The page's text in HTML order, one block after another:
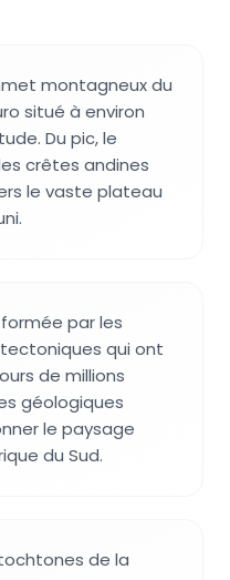
montagneux du
situé à environ
Du pic, le
crêtes andines
le vaste plateau
par les
qui ont
de millions
géologiques
le paysage
du Sud.
de la